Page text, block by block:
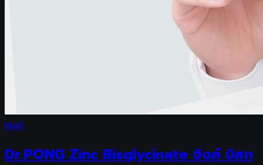
Mall
Dr.PONG Zinc Bisglycinate ซิงค์ บิสก